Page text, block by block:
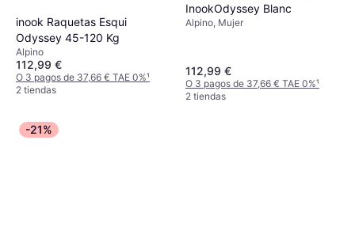
2 tiendas
inook Raquetas Esqui
Odyssey 45-120 Kg
Alpino
112,99 €
O 3 pagos de 37,66 € TAE 0%¹
2 tiendas
InookOdyssey Blanc
Alpino, Mujer
112,99 €
O 3 pagos de 37,66 € TAE 0%¹
2 tiendas
-21%